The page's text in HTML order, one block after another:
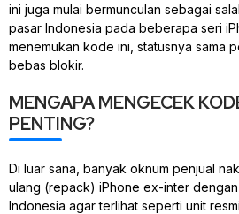
ini juga mulai bermunculan sebagai
pasar Indonesia pada beberapa seri
menemukan kode ini, statusnya sama
bebas blokir.
MENGAPA MENGECEK
PENTING?
Di luar sana, banyak oknum penjual
ulang (repack) iPhone ex-inter
Indonesia agar terlihat seperti unit